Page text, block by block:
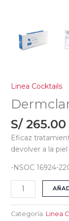
Linea Cocktails
S/265.00
Eficaz
devolver a la
-NSOC 16924-
Categoría: Linea